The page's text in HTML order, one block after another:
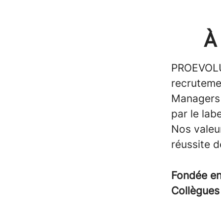
À
par le
Nos
réussite
Fondée